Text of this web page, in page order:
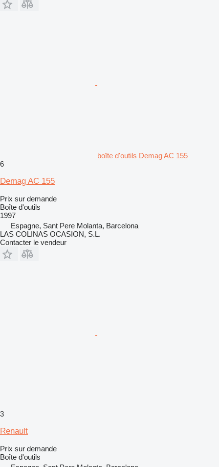
boîte d'outils Demag AC 155
6
Demag AC 155
Prix sur demande
Boîte d'outils
1997
Espagne, Sant Pere Molanta, Barcelona
LAS COLINAS OCASION, S.L.
Contacter le vendeur
3
Renault
Prix sur demande
Boîte d'outils